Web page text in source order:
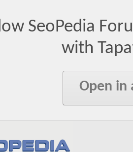
SeoPedia
with
Open in